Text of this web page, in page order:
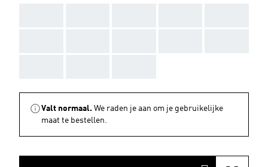
Valt normaal. We raden je aan om je gebruikelijke
maat te bestellen.